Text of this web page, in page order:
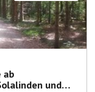
ab
und